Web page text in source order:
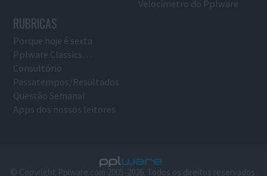
Velocímetro do Pplware
RUBRICAS
Porque hoje é sexta
Pplware Classics…
Consultório
Passatempos/Resultados
Questão Semanal
Apps dos nossos leitores
© Copyright Pplware.com 2005-2026. Todos os direitos reservados.